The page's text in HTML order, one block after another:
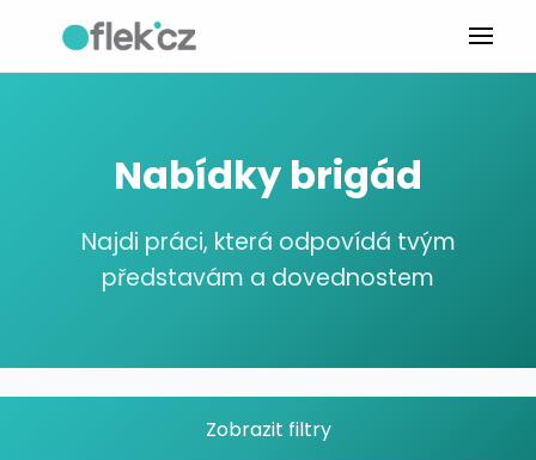
Nabídky brigád
Najdi práci, která odpovídá tvým
představám a dovednostem
Zobrazit filtry